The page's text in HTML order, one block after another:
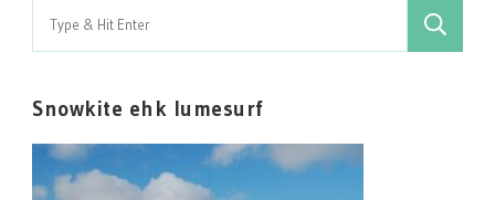
Search
for:
Snowkite ehk lumesurf